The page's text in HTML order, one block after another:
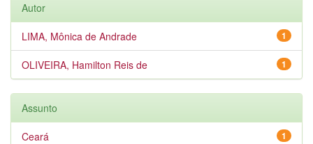
Autor
1
LIMA, Mônica de Andrade
1
OLIVEIRA, Hamilton Reis de
Assunto
1
Ceará